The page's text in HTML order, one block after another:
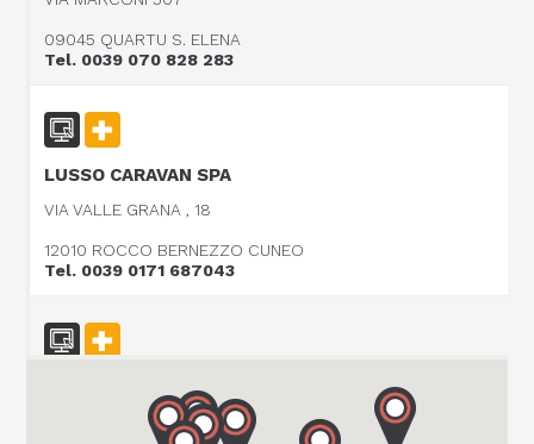
09045 QUARTU S. ELENA
Tel. 0039 070 828 283
LUSSO CARAVAN SPA
VIA VALLE GRANA , 18
12010 ROCCO BERNEZZO CUNEO
Tel. 0039 0171 687043
CARAVAN SCHIAVOLIN SAS
S.P. ex S.S. 494 al KM 21,100